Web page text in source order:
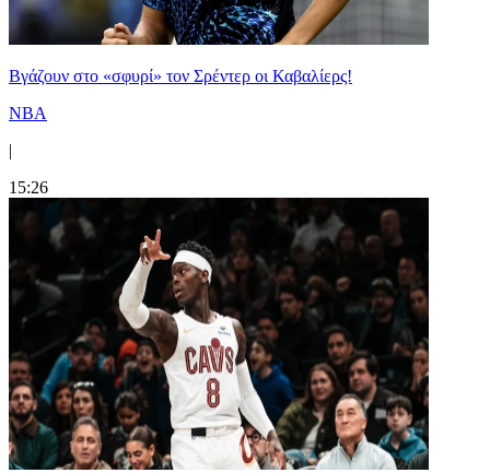
Bγάζουν στο «σφυρί» τον Σρέντερ οι Καβαλίερς!
NBA
|
15:26